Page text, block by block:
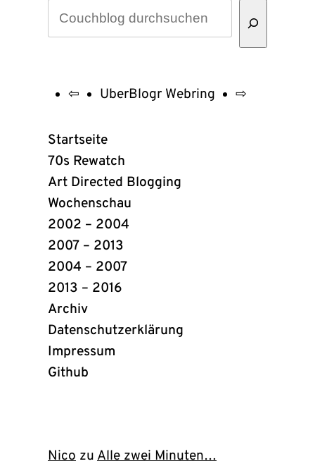
UberBlogr
Webring
Links
⇦ UberBlogr Webring ⇨
Startseite
70s Rewatch
Art Directed Blogging
Wochenschau
2002 – 2004
2007 – 2013
2004 – 2007
2013 – 2016
Archiv
Datenschutzerklärung
Impressum
Github
Nico zu Alle zwei Minuten…